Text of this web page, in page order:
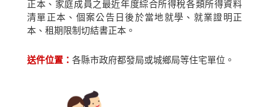
正本、家庭成員之最近年度綜合所得稅各類所得資料
清單正本、個案公告日後於當地就學、就業證明正
本、租期限制切結書正本。
送件位置： 各縣市政府都發局或城鄉局等住宅單位。